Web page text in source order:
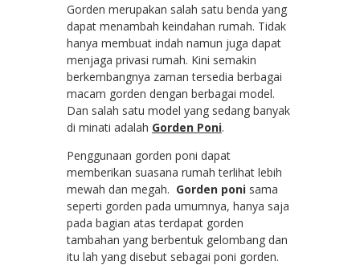
Gorden merupakan salah satu benda yang
dapat menambah keindahan rumah. Tidak
hanya membuat indah namun juga dapat
menjaga privasi rumah. Kini semakin
berkembangnya zaman tersedia berbagai
macam gorden dengan berbagai model.
Dan salah satu model yang sedang banyak
di minati adalah Gorden Poni.
Penggunaan gorden poni dapat
memberikan suasana rumah terlihat lebih
mewah dan megah. Gorden poni sama
seperti gorden pada umumnya, hanya saja
pada bagian atas terdapat gorden
tambahan yang berbentuk gelombang dan
itu lah yang disebut sebagai poni gorden.